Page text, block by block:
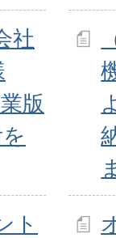
社
版
ト